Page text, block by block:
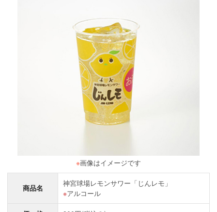
※画像はイメージです
商品名
神宮球場レモンサワー「じんレモ」
アルコール